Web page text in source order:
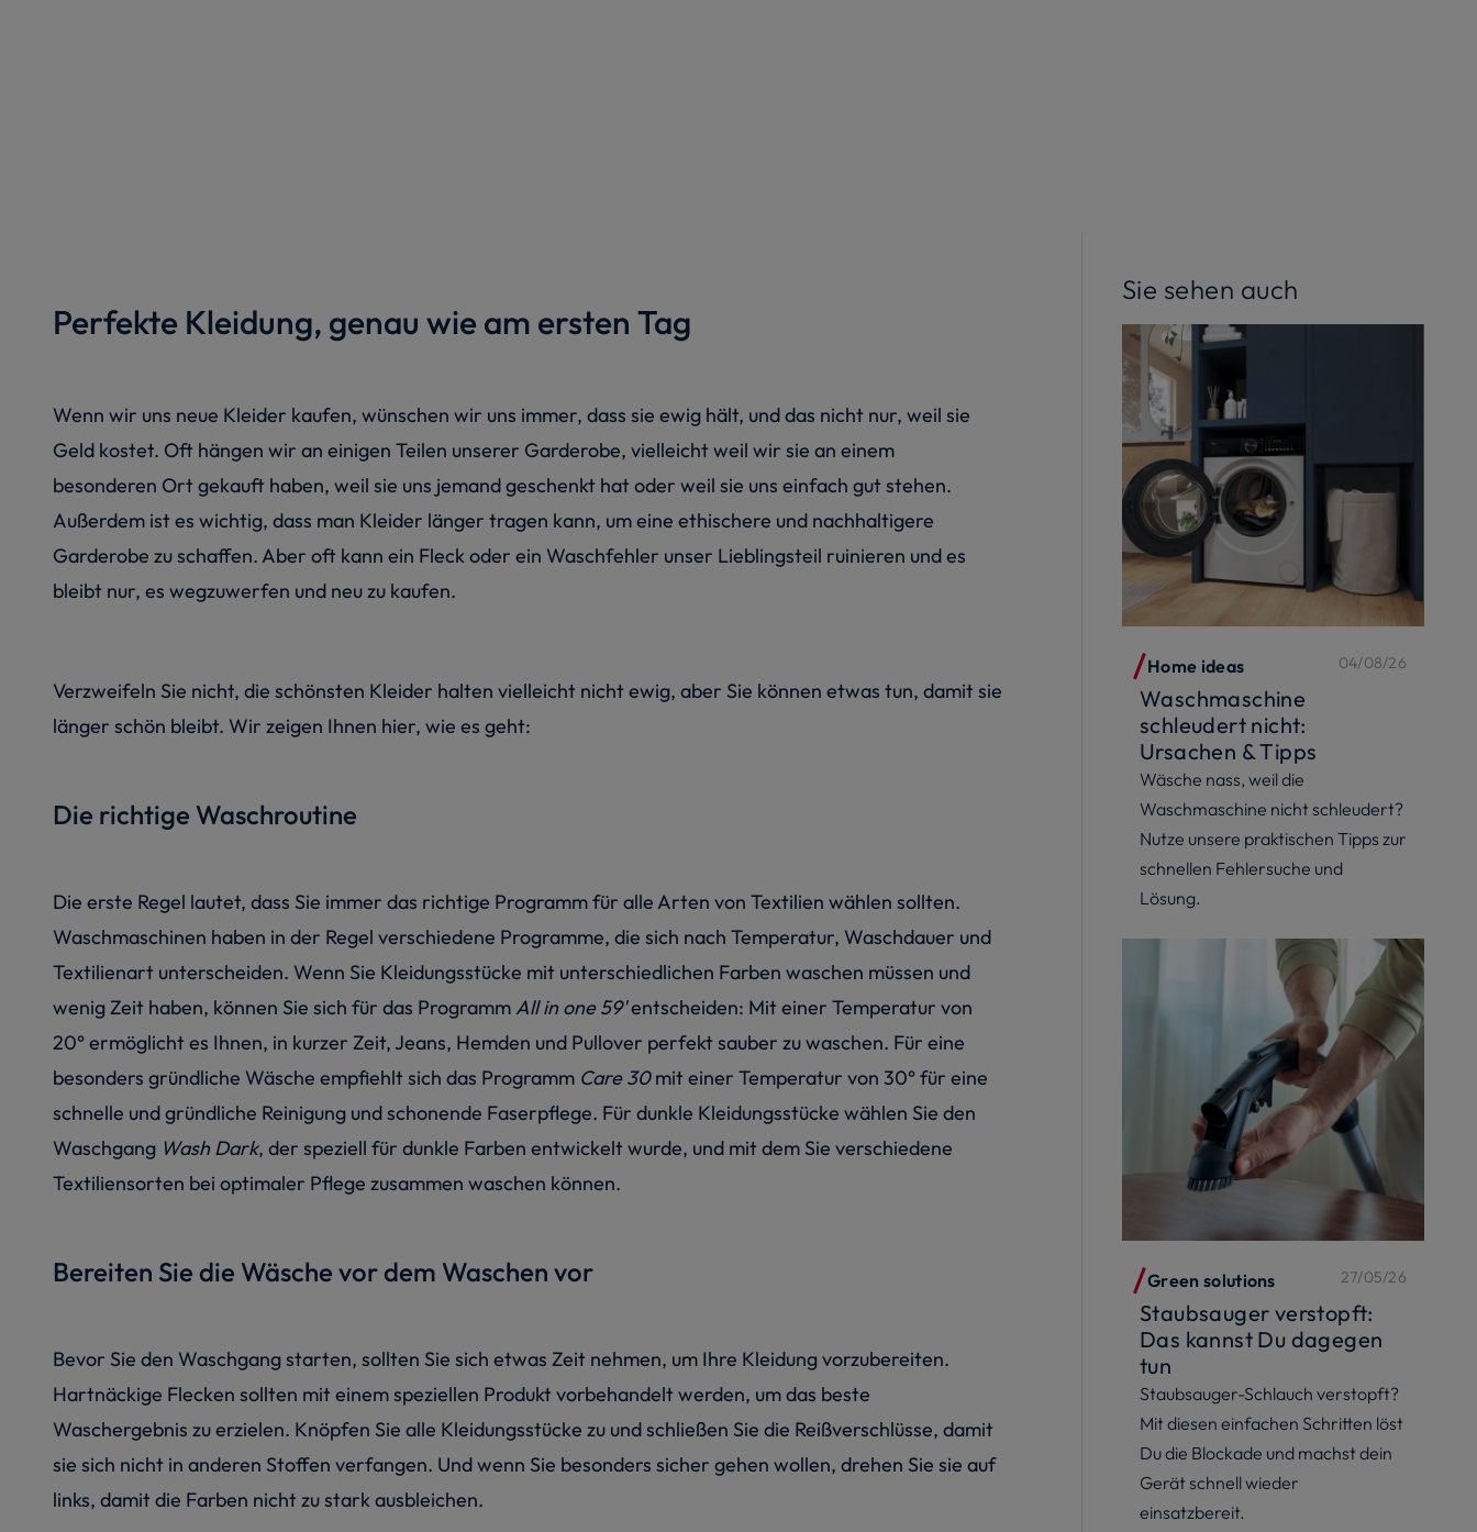
Perfekte Kleidung, genau wie am ersten Tag
Wenn wir uns neue Kleider kaufen, wünschen wir uns immer, dass sie ewig hält, und das nicht nur, weil sie
Geld kostet. Oft hängen wir an einigen Teilen unserer Garderobe, vielleicht weil wir sie an einem
besonderen Ort gekauft haben, weil sie uns jemand geschenkt hat oder weil sie uns einfach gut stehen.
Außerdem ist es wichtig, dass man Kleider länger tragen kann, um eine ethischere und nachhaltigere
Garderobe zu schaffen. Aber oft kann ein Fleck oder ein Waschfehler unser Lieblingsteil ruinieren und es
bleibt nur, es wegzuwerfen und neu zu kaufen.
Verzweifeln Sie nicht, die schönsten Kleider halten vielleicht nicht ewig, aber Sie können etwas tun, damit sie
länger schön bleibt. Wir zeigen Ihnen hier, wie es geht:
Die richtige Waschroutine
Die erste Regel lautet, dass Sie immer das richtige Programm für alle Arten von Textilien wählen sollten.
Waschmaschinen haben in der Regel verschiedene Programme, die sich nach Temperatur, Waschdauer und
Textilienart unterscheiden. Wenn Sie Kleidungsstücke mit unterschiedlichen Farben waschen müssen und
wenig Zeit haben, können Sie sich für das Programm All in one 59'entscheiden: Mit einer Temperatur von
20° ermöglicht es Ihnen, in kurzer Zeit, Jeans, Hemden und Pullover perfekt sauber zu waschen. Für eine
besonders gründliche Wäsche empfiehlt sich das Programm Care 30mit einer Temperatur von 30° für eine
schnelle und gründliche Reinigung und schonende Faserpflege. Für dunkle Kleidungsstücke wählen Sie den
Waschgang Wash Dark, der speziell für dunkle Farben entwickelt wurde, und mit dem Sie verschiedene
Textiliensorten bei optimaler Pflege zusammen waschen können.
Bereiten Sie die Wäsche vor dem Waschen vor
Bevor Sie den Waschgang starten, sollten Sie sich etwas Zeit nehmen, um Ihre Kleidung vorzubereiten.
Hartnäckige Flecken sollten mit einem speziellen Produkt vorbehandelt werden, um das beste
Waschergebnis zu erzielen. Knöpfen Sie alle Kleidungsstücke zu und schließen Sie die Reißverschlüsse, damit
sie sich nicht in anderen Stoffen verfangen. Und wenn Sie besonders sicher gehen wollen, drehen Sie sie auf
links, damit die Farben nicht zu stark ausbleichen.
Sie sehen auch
Home ideas 04/08/26
Waschmaschine
schleudert nicht:
Ursachen & Tipps
Wäsche nass, weil die
Waschmaschine nicht schleudert?
Nutze unsere praktischen Tipps zur
schnellen Fehlersuche und
Lösung.
Green solutions 27/05/26
Staubsauger verstopft:
Das kannst Du dagegen
tun
Staubsauger-Schlauch verstopft?
Mit diesen einfachen Schritten löst
Du die Blockade und machst dein
Gerät schnell wieder
einsatzbereit.